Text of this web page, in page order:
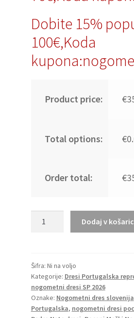
Dobite 15%
100€,Koda
Product price:
Total options:
Order total:
SP
2026
Pedro
Neto
#18
Dodaj v
Šifra: Ni na voljo
Kategorije: Dresi Portugalska
nogometni dresi SP 2026
Oznake: Nogometni dres slovenija
Portugalska, nogometni dresi